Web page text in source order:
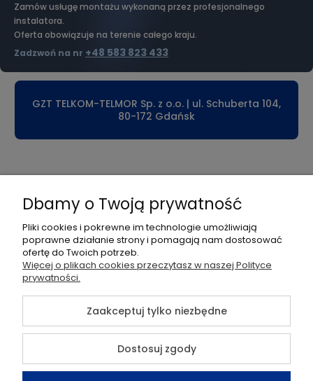
Zamów usługę montażu wykonaną przez profesjonalnego
instalatora.
Oferta obowiązuje na terenie całego kraju.
Zadzwoń na nr +48 583 823 433
GZT TELKOM-TELMOR Sp. z o.o. | ul. Schuberta 104,
80-172 Gdańsk
Informacje
Dbamy o Twoją prywatność
Pliki cookies i pokrewne im technologie umożliwiają
poprawne działanie strony i pomagają nam dostosować
ofertę do Twoich potrzeb.
Więcej o plikach cookies przeczytasz w naszej Polityce
prywatności.
Zaakceptuj tylko niezbędne
Dostosuj zgody